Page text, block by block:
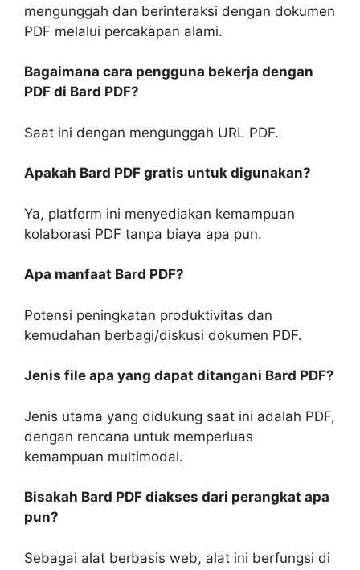
mengunggah dan berinteraksi dengan dokumen
PDF melalui percakapan alami.
Bagaimana cara pengguna bekerja dengan
PDF di Bard PDF?
Saat ini dengan mengunggah URL PDF.
Apakah Bard PDF gratis untuk digunakan?
Ya, platform ini menyediakan kemampuan
kolaborasi PDF tanpa biaya apa pun.
Apa manfaat Bard PDF?
Potensi peningkatan produktivitas dan
kemudahan berbagi/diskusi dokumen PDF.
Jenis file apa yang dapat ditangani Bard PDF?
Jenis utama yang didukung saat ini adalah PDF,
dengan rencana untuk memperluas
kemampuan multimodal.
Bisakah Bard PDF diakses dari perangkat apa
pun?
Sebagai alat berbasis web, alat ini berfungsi di